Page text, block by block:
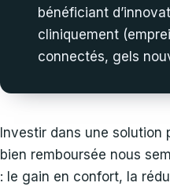
bénéficiant
cliniquement
connectés, gels
Investir dans une
bien remboursée nous
: le gain en confort, la